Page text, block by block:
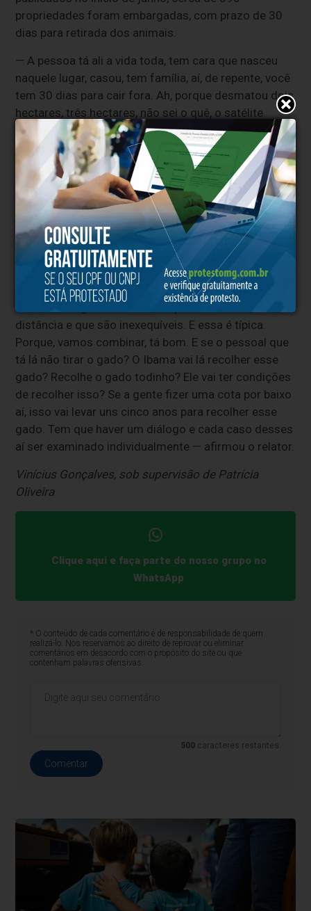
propriedades foram embargadas, com prazo de 30
dias para retirada dos animais.
— A pessoa tá ali a vida toda, tem cara que nasceu
naquele lugar, casou, tem família, aí, de repente, você
tem 30 dias para cair fora. Ah, porque desmatou dois
hectares, três hectares, não sei o quê, o satélite
pegou. Se a prefeitura tiver dado licença para ele
fazer o desmatamento, o satélite não sabe. Se o
governo do estado também tiver dado licença... Não
tem um que tenha feito um grande desmatamento, é
tudo coisinha pequena — observou o senador.
Mourão defendeu o diálogo com o governo federal e
a análise caso a caso dos embargos. Segundo ele,
decisões tomadas a distância, sem considerar as
condições locais, são inexequíveis.
— Existem algumas decisões que são tomadas a
distância e que são inexequíveis. E essa é típica.
Porque, vamos combinar, tá bom. E se o pessoal que
tá lá não tirar o gado? O Ibama vai lá recolher esse
gado? Recolhe o gado todinho? Ele vai ter condições
de recolher isso? Se a gente fizer uma cota por baixo
aí, isso vai levar uns cinco anos para recolher esse
gado. Tem que haver um diálogo e cada caso desses
aí ser examinado individualmente — afirmou o relator.
Vinícius Gonçalves, sob supervisão de Patrícia
Oliveira
Clique aqui e faça parte do nosso grupo no
WhatsApp
* O conteúdo de cada comentário é de responsabilidade de quem
realizá-lo. Nos reservamos ao direito de reprovar ou eliminar
comentários em desacordo com o propósito do site ou que
contenham palavras ofensivas.
500 caracteres restantes.
Comentar